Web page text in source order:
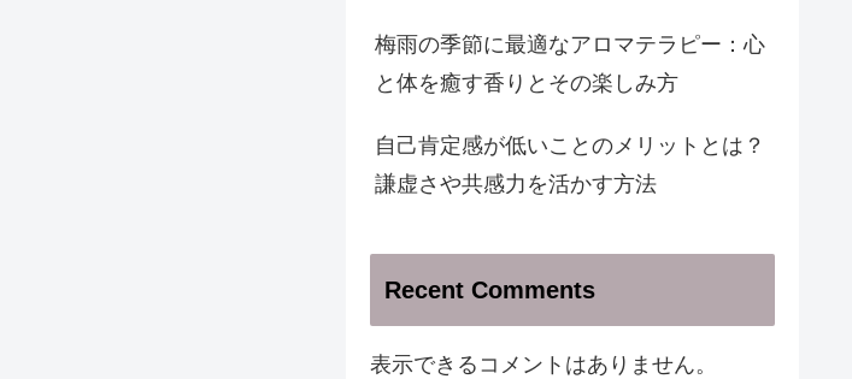
梅雨の季節に最適なアロマテラピー：心
と体を癒す香りとその楽しみ方
自己肯定感が低いことのメリットとは？
謙虚さや共感力を活かす方法
Recent Comments
表示できるコメントはありません。